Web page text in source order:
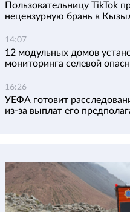
Пользовательницу TikTok
нецензурную брань в
14:07
12 модульных домов
мониторинга селевой
16:26
УЕФА готовит
из-за выплат его